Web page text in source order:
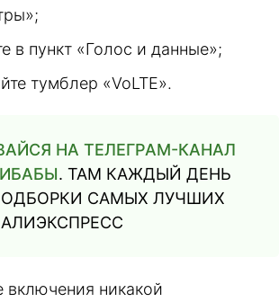
в пункт «Голос и данные»;
тумблер «VoLTE».
НА ТЕЛЕГРАМ-КАНАЛ
. ТАМ КАЖДЫЙ ДЕНЬ
САМЫХ ЛУЧШИХ
включения никакой